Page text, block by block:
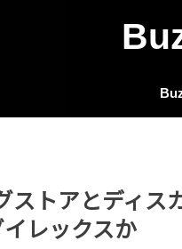
ストアとディス
レックスか